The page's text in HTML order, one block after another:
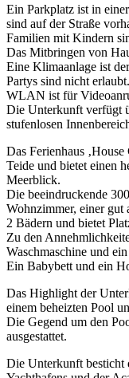
Ein Parkplatz ist in
sind auf der Straße
Familien mit Kindern
Das Mitbringen von
Eine Klimaanlage ist
Partys sind nicht erlaubt.
WLAN ist für
Die Unterkunft verfügt
stufenlosen
Das Ferienhaus
Teide und bietet einen
Meerblick.
Die beeindruckende
Wohnzimmer, einer gut
2 Bädern und bietet
Zu den
Waschmaschine und
Ein Babybett und ein
Das Highlight der
einem beheizten Pool
Die Gegend um den
ausgestattet.
Die Unterkunft besticht